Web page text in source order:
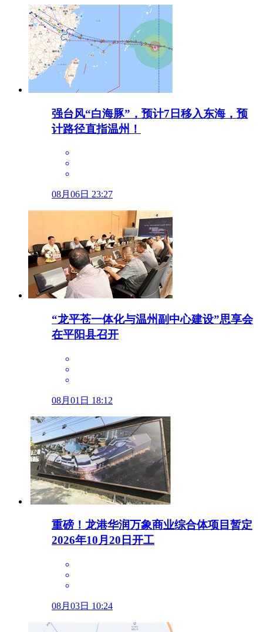
强台风“白海豚”，预计7日移入东海，预
计路径直指温州！
08月06日 23:27
“龙平苍一体化与温州副中心建设”思享会
在平阳县召开
08月01日 18:12
重磅！龙港华润万象商业综合体项目暂定
2026年10月20日开工
08月03日 10:24